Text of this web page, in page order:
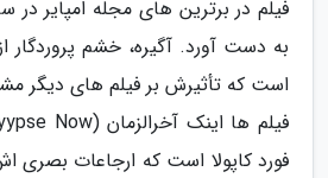
به دست آورد. آگیره، خشم
است که تأثیرش بر فیلم های دیگر
فورد کاپولا است که ارجاعات بصری